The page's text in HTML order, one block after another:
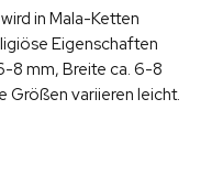
in Mala-Ketten
Eigenschaften
8 mm, Breite ca. 6-8
Größen variieren leicht.